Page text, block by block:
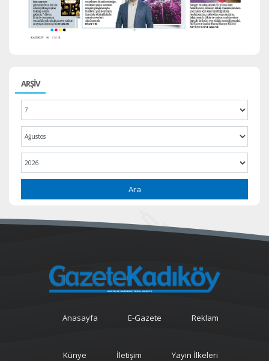
ARŞİV
Ara
Anasayfa E-Gazete Reklam
Künye İletişim Yayın İlkeleri